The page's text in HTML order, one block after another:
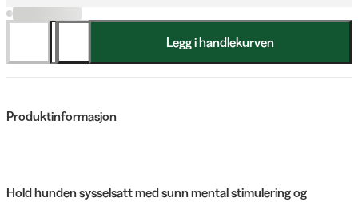
Legg i handlekurven
Produktinformasjon
Hold hunden sysselsatt med sunn mental stimulering og